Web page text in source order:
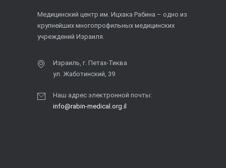
Медицинский центр им. Ицхака Рабина – одно из
крупнейших многопрофильных медицинских
учреждений Израиля.
Израиль, г. Петах-Тиква
ул. Жаботинский, 39
Наш адрес электронной почты:
info@rabin-medical.org.il